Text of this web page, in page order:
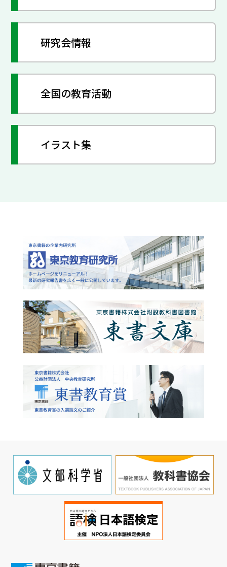
研究会情報
全国の教育活動
イラスト集